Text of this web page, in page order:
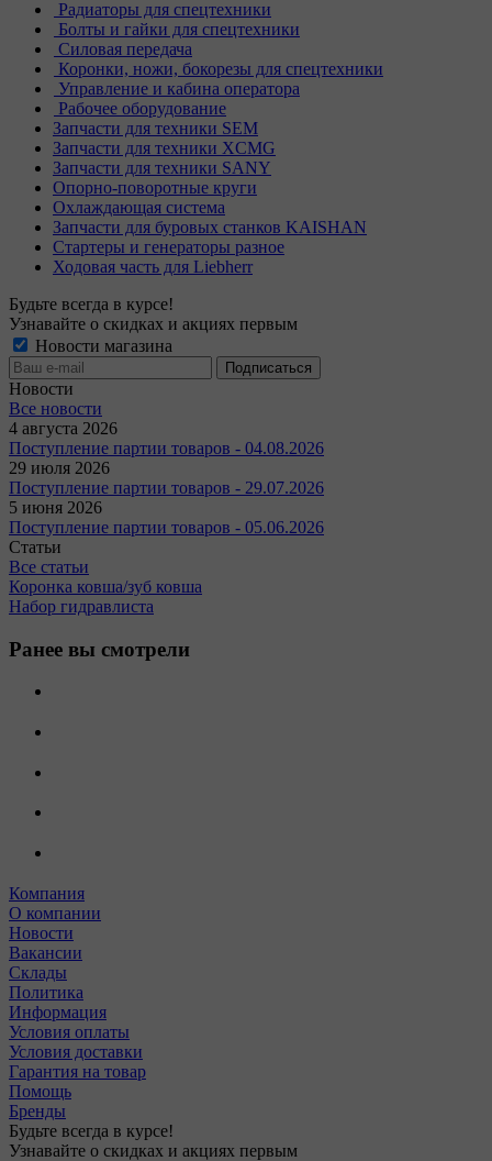
Радиаторы для спецтехники
Болты и гайки для спецтехники
Силовая передача
Коронки, ножи, бокорезы для спецтехники
Управление и кабина оператора
Рабочее оборудование
Запчасти для техники SEM
Запчасти для техники XCMG
Запчасти для техники SANY
Опорно-поворотные круги
Охлаждающая система
Запчасти для буровых станков KAISHAN
Стартеры и генераторы разное
Ходовая часть для Liebherr
Будьте всегда в курсе!
Узнавайте о скидках и акциях первым
Новости магазина
Новости
Все новости
4 августа 2026
Поступление партии товаров - 04.08.2026
29 июля 2026
Поступление партии товаров - 29.07.2026
5 июня 2026
Поступление партии товаров - 05.06.2026
Статьи
Все статьи
Коронка ковша/зуб ковша
Набор гидравлиста
Ранее вы смотрели
Компания
О компании
Новости
Вакансии
Склады
Политика
Информация
Условия оплаты
Условия доставки
Гарантия на товар
Помощь
Бренды
Будьте всегда в курсе!
Узнавайте о скидках и акциях первым